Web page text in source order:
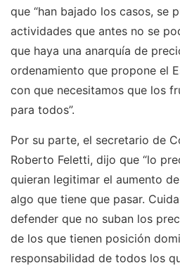
que “han bajado los casos, se
actividades que antes no se
que haya una anarquía de
ordenamiento que propone el
con que necesitamos que los
para todos”.
Por su parte, el secretario de
Roberto Feletti, dijo que “lo
quieran legitimar el aumento
algo que tiene que pasar.
defender que no suban los
de los que tienen posición
responsabilidad de todos los